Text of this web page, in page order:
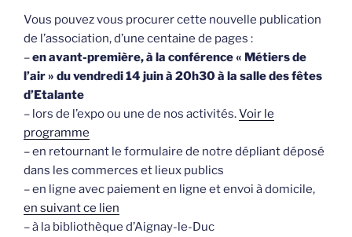
Vous pouvez vous procurer cette nouvelle publication
de l’association, d’une centaine de pages :
–en avant-première, à la conférence « Métiers de
l’air » du vendredi 14 juin à 20h30 à la salle des fêtes
d’Etalante
– lors de l’expo ou une de nos activités.Voir le
programme
– en retournant le formulaire de notre dépliant déposé
dans les commerces et lieux publics
– en ligne avec paiement en ligne et envoi à domicile,
en suivant ce lien
– à la bibliothèque d’Aignay-le-Duc